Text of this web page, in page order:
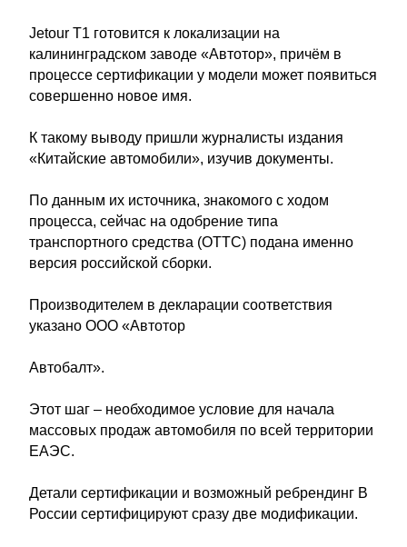
Jetour T1 готовится к локализации на
калининградском заводе «Автотор», причём в
процессе сертификации у модели может появиться
совершенно новое имя.
К такому выводу пришли журналисты издания
«Китайские автомобили», изучив документы.
По данным их источника, знакомого с ходом
процесса, сейчас на одобрение типа
транспортного средства (ОТТС) подана именно
версия российской сборки.
Производителем в декларации соответствия
указано ООО «Автотор
Автобалт».
Этот шаг – необходимое условие для начала
массовых продаж автомобиля по всей территории
ЕАЭС.
Детали сертификации и возможный ребрендинг В
России сертифицируют сразу две модификации.